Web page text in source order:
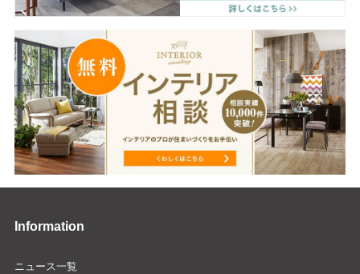
Information
ニュース一覧